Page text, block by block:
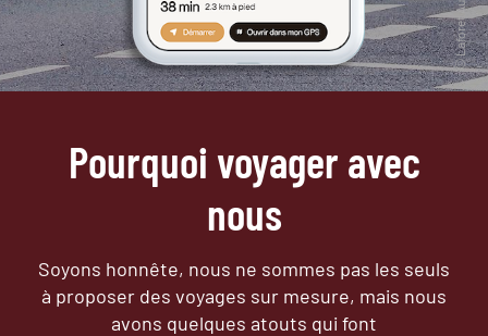
Pourquoi voyager avec
nous
Soyons honnête, nous ne sommes pas les seuls
à proposer des voyages sur mesure, mais nous
avons quelques atouts qui font